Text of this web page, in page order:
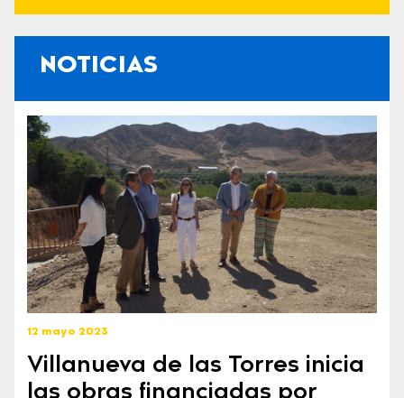
NOTICIAS
12 mayo 2023
Villanueva de las Torres inicia
las obras financiadas por